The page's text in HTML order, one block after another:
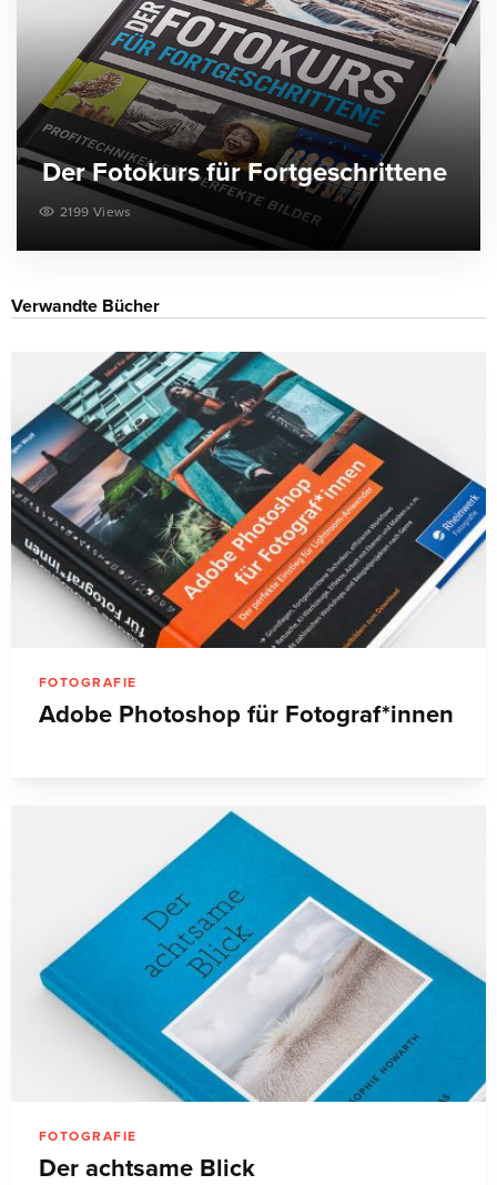
Der Fotokurs für Fortgeschrittene
2199 Views
Verwandte Bücher
FOTOGRAFIE
Adobe Photoshop für Fotograf*innen
FOTOGRAFIE
Der achtsame Blick